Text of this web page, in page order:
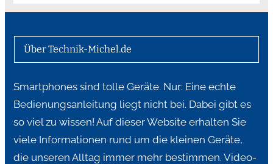
Über Technik-Michel.de
Smartphones sind tolle Geräte. Nur: Eine echte
Bedienungsanleitung liegt nicht bei. Dabei gibt es
so viel zu wissen! Auf dieser Website erhalten Sie
viele Informationen rund um die kleinen Geräte,
die unseren Alltag immer mehr bestimmen. Video-